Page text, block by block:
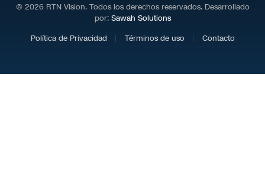
© 2026 RTN Vision. Todos los derechos reservados. Desarrollado
por: Sawah Solutions
Política de Privacidad
Términos de uso Contacto